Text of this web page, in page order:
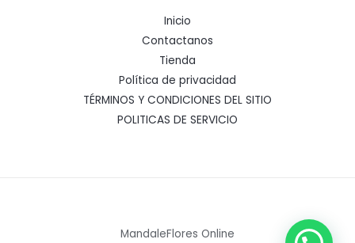
Inicio
Contactanos
Tienda
Política de privacidad
TÉRMINOS Y CONDICIONES DEL SITIO
POLITICAS DE SERVICIO
MandaleFlores Online